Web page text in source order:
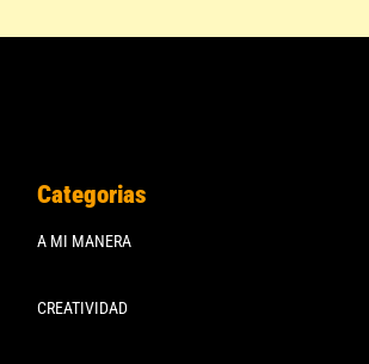
Categorias
A MI MANERA
CREATIVIDAD